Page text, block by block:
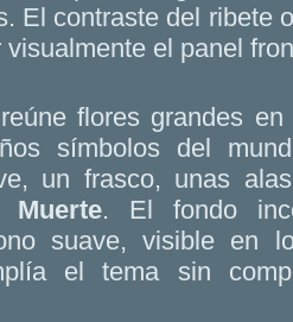
El contraste del ribete
el panel
flores grandes
símbolos del
un frasco, unas
. El fondo
suave, visible en
el tema sin